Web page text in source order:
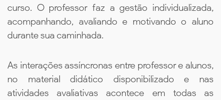
curso. O professor faz a gestão individualizada,
acompanhando, avaliando e motivando o aluno
durante sua caminhada.
As interações assíncronas entre professor e alunos,
no material didático disponibilizado e nas
atividades avaliativas acontece em todas as